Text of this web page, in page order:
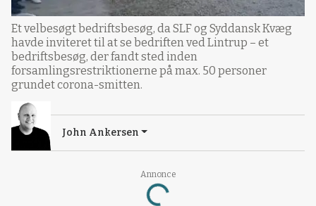
Annonce
Loading...
Et velbesøgt bedriftsbesøg, da SLF og Syddansk Kvæg
havde inviteret til at se bedriften ved Lintrup – et
bedriftsbesøg, der fandt sted inden
forsamlingsrestriktionerne på max. 50 personer
grundet corona-smitten.
John Ankersen